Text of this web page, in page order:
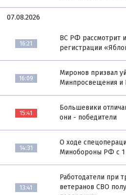
07.08.2026
16:21
ВС РФ рассмотрит
регистрации
16:09
Миронов призвал
Минпросвещения и
15:41
Большевики
они - победители
14:31
О ходе
Минобороны РФ с 1
13:41
Работодатели при
ветеранов СВО